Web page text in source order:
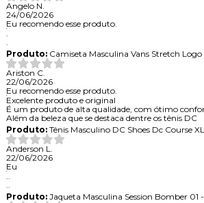
Angelo N.
24/06/2026
Eu recomendo esse produto.
.
.
Produto:Camiseta Masculina Vans Stretch
Ariston C.
22/06/2026
Eu recomendo esse produto.
Excelente produto e original
É um produto de alta qualidade, com ótimo
Além da beleza que se destaca dentre os tênis DC
Produto:Tênis Masculino DC Shoes Dc Course
Anderson L.
22/06/2026
Eu
..
..
Produto:Jaqueta Masculina Session Bomber 01